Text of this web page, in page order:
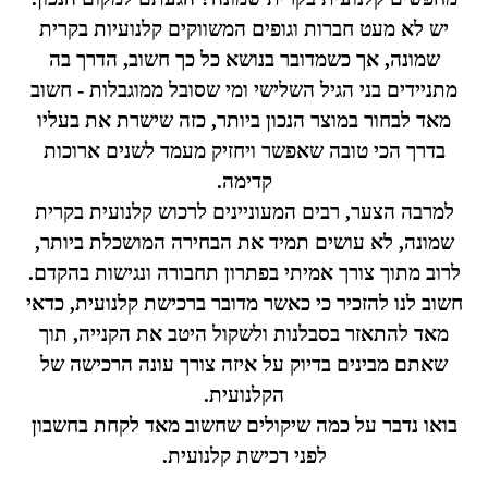
יש לא מעט חברות וגופים המשווקים קלנועיות בקרית
שמונה, אך כשמדובר בנושא כל כך חשוב, הדרך בה
מתניידים בני הגיל השלישי ומי שסובל ממוגבלות - חשוב
מאד לבחור במוצר הנכון ביותר, כזה שישרת את בעליו
בדרך הכי טובה שאפשר ויחזיק מעמד לשנים ארוכות
קדימה.
למרבה הצער, רבים המעוניינים לרכוש קלנועית בקרית
שמונה, לא עושים תמיד את הבחירה המושכלת ביותר,
לרוב מתוך צורך אמיתי בפתרון תחבורה ונגישות בהקדם.
חשוב לנו להזכיר כי כאשר מדובר ברכישת קלנועית, כדאי
מאד להתאזר בסבלנות ולשקול היטב את הקנייה, תוך
שאתם מבינים בדיוק על איזה צורך עונה הרכישה של
הקלנועית.
בואו נדבר על כמה שיקולים שחשוב מאד לקחת בחשבון
לפני רכישת קלנועית.